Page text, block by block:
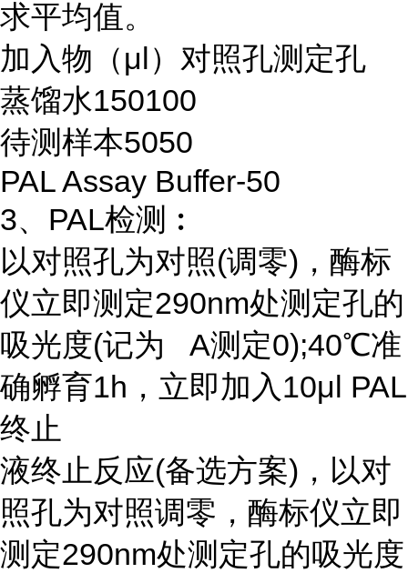
求平均值。
加入物（μl）对照孔测定孔
蒸馏水150100
待测样本5050
PAL Assay Buffer-50
3、PAL检测︰
以对照孔为对照(调零)，酶标
仪立即测定290nm处测定孔的
吸光度(记为 A测定0);40℃准
确孵育1h，立即加入10μl PAL
终止
液终止反应(备选方案)，以对
照孔为对照调零，酶标仪立即
测定290nm处测定孔的吸光度